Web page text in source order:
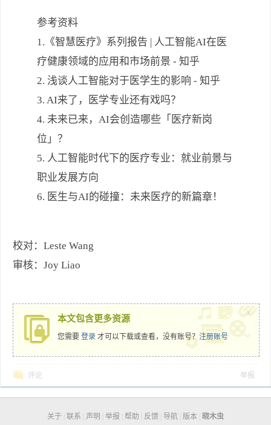
参考资料
1.《智慧医疗》系列报告 | 人工智能AI在医
疗健康领域的应用和市场前景 - 知乎
2. 浅谈人工智能对于医学生的影响 - 知乎
3. AI来了，医学专业还有戏吗？
4. 未来已来，AI会创造哪些「医疗新岗
位」？
5. 人工智能时代下的医疗专业：就业前景与
职业发展方向
6. 医生与AI的碰撞：未来医疗的新篇章！
校对：Leste Wang
审核：Joy Liao
本文包含更多资源
您需要 登录 才可以下载或查看，没有账号？ 注册账号
x
评论 举报
关于 联系 声明 举报 帮助 反馈 导航 版本 晓木虫